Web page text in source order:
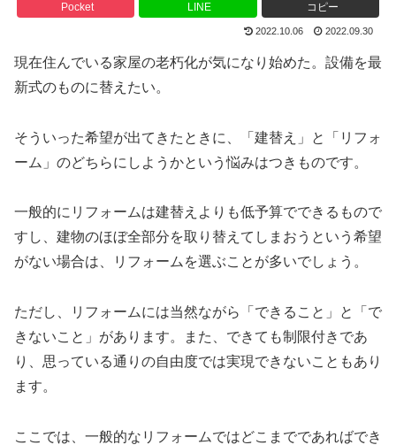
Pocket LINE コピー
2022.10.06 2022.09.30
現在住んでいる家屋の老朽化が気になり始めた。設備を最
新式のものに替えたい。
そういった希望が出てきたときに、「建替え」と「リフォ
ーム」のどちらにしようかという悩みはつきものです。
一般的にリフォームは建替えよりも低予算でできるもので
すし、建物のほぼ全部分を取り替えてしまおうという希望
がない場合は、リフォームを選ぶことが多いでしょう。
ただし、リフォームには当然ながら「できること」と「で
きないこと」があります。また、できても制限付きであ
り、思っている通りの自由度では実現できないこともあり
ます。
ここでは、一般的なリフォームではどこまでであればでき